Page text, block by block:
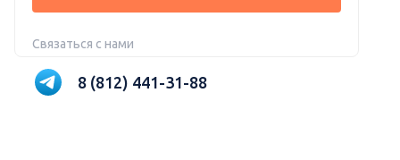
Связаться с нами
8 (812) 441-31-88